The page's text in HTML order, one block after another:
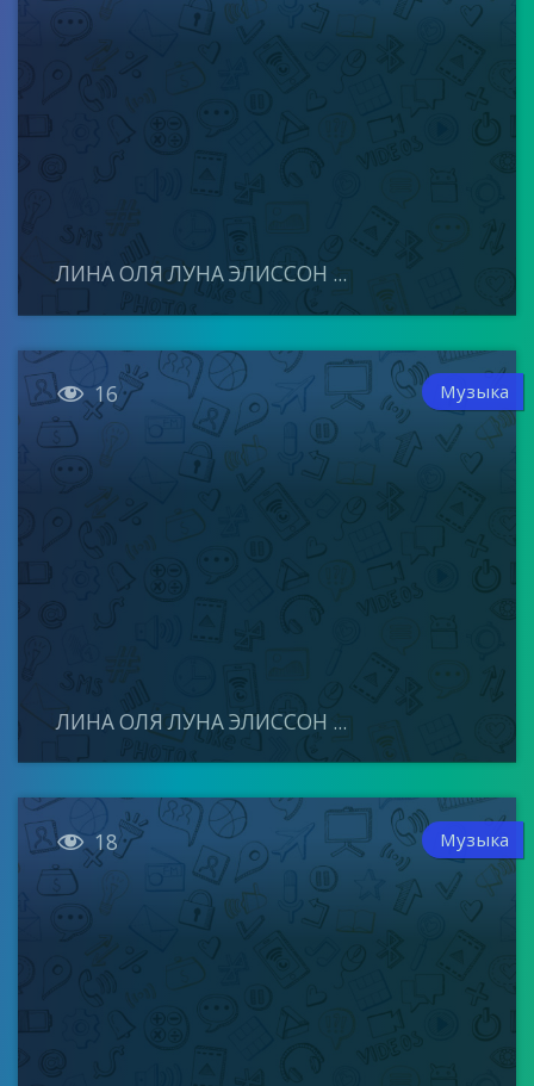
ЛИНА ОЛЯ ЛУНА ЭЛИССОН ...
 16 Музыка
ЛИНА ОЛЯ ЛУНА ЭЛИССОН ...
 18 Музыка